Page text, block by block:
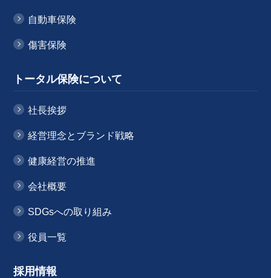
自動車保険
傷害保険
トータル保険について
社長挨拶
経営理念とブランド戦略
健康経営の推進
会社概要
SDGsへの取り組み
役員一覧
採用情報